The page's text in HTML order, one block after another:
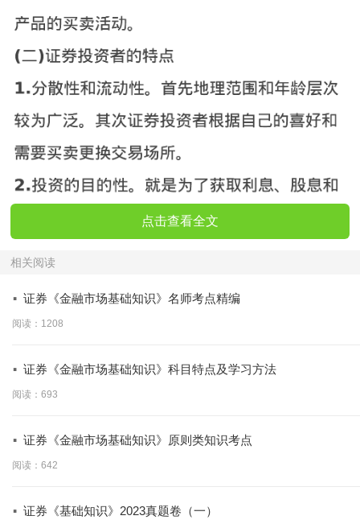
点击查看全文
相关阅读
· 证券《金融市场基础知识》名师考点精编
阅读：1208
· 证券《金融市场基础知识》科目特点及学习方法
阅读：693
· 证券《金融市场基础知识》原则类知识考点
阅读：642
· 证券《基础知识》2023真题卷（一）